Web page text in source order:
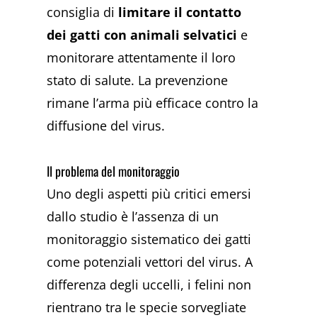
consiglia di limitare il contatto
dei gatti con animali selvatici e
monitorare attentamente il loro
stato di salute. La prevenzione
rimane l’arma più efficace contro la
diffusione del virus.
Il problema del monitoraggio
Uno degli aspetti più critici emersi
dallo studio è l’assenza di un
monitoraggio sistematico dei gatti
come potenziali vettori del virus. A
differenza degli uccelli, i felini non
rientrano tra le specie sorvegliate